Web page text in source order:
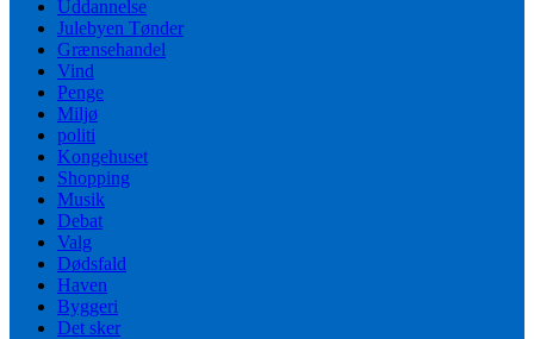
Uddannelse
Julebyen Tønder
Grænsehandel
Vind
Penge
Miljø
politi
Kongehuset
Shopping
Musik
Debat
Valg
Dødsfald
Haven
Byggeri
Det sker